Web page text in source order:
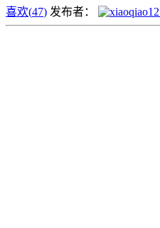
喜欢(47) 发布者：